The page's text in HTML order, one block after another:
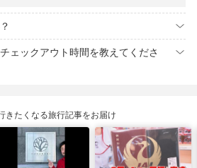
ェックアウト時間を教えてくださ
きたくなる旅行記事をお届け